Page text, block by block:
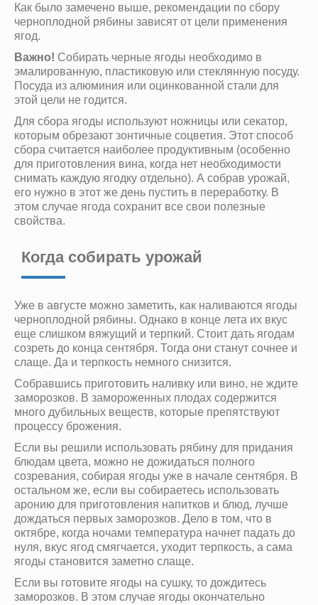
Как было замечено выше, рекомендации по сбору
черноплодной рябины зависят от цели применения
ягод.
Важно! Собирать черные ягоды необходимо в
эмалированную, пластиковую или стеклянную посуду.
Посуда из алюминия или оцинкованной стали для
этой цели не годится.
Для сбора ягоды используют ножницы или секатор,
которым обрезают зонтичные соцветия. Этот способ
сбора считается наиболее продуктивным (особенно
для приготовления вина, когда нет необходимости
снимать каждую ягодку отдельно). А собрав урожай,
его нужно в этот же день пустить в переработку. В
этом случае ягода сохранит все свои полезные
свойства.
Когда собирать урожай
Уже в августе можно заметить, как наливаются ягоды
черноплодной рябины. Однако в конце лета их вкус
еще слишком вяжущий и терпкий. Стоит дать ягодам
созреть до конца сентября. Тогда они станут сочнее и
слаще. Да и терпкость немного снизится.
Собравшись приготовить наливку или вино, не ждите
заморозков. В замороженных плодах содержится
много дубильных веществ, которые препятствуют
процессу брожения.
Если вы решили использовать рябину для придания
блюдам цвета, можно не дожидаться полного
созревания, собирая ягоды уже в начале сентября. В
остальном же, если вы собираетесь использовать
аронию для приготовления напитков и блюд, лучше
дождаться первых заморозков. Дело в том, что в
октябре, когда ночами температура начнет падать до
нуля, вкус ягод смягчается, уходит терпкость, а сама
ягоды становится заметно слаще.
Если вы готовите ягоды на сушку, то дождитесь
заморозков. В этом случае ягоды окончательно